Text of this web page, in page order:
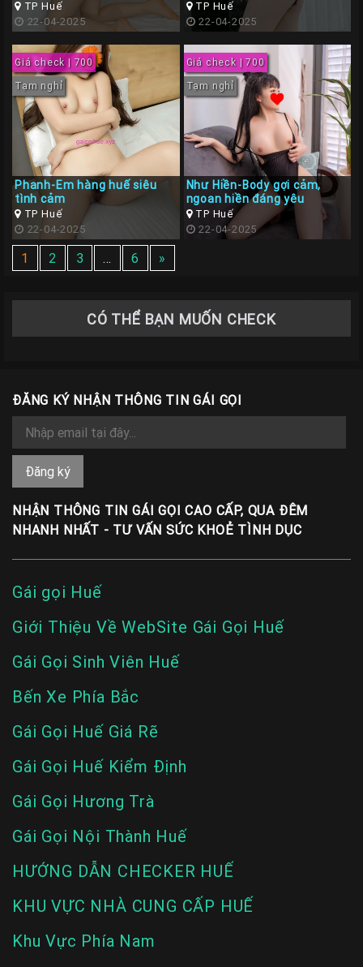
TP Huế
22-04-2025
TP Huế
22-04-2025
Giá check | 700
Tạm nghỉ
Phanh-Em hàng huế siêu
tình cảm
TP Huế
22-04-2025
Giá check | 700
Tạm nghỉ
Như Hiền-Body gợi cảm,
ngoan hiền đáng yêu
TP Huế
22-04-2025
1 2 3 … 6 »
CÓ THỂ BẠN MUỐN CHECK
ĐĂNG KÝ NHẬN THÔNG TIN GÁI GỌI
NHẬN THÔNG TIN GÁI GỌI CAO CẤP, QUA ĐÊM
NHANH NHẤT - TƯ VẤN SỨC KHOẺ TÌNH DỤC
Gái gọi Huế
Giới Thiệu Về WebSite Gái Gọi Huế
Gái Gọi Sinh Viên Huế
Bến Xe Phía Bắc
Gái Gọi Huế Giá Rẽ
Gái Gọi Huế Kiểm Định
Gái Gọi Hương Trà
Gái Gọi Nội Thành Huế
HƯỚNG DẪN CHECKER HUẾ
KHU VỰC NHÀ CUNG CẤP HUẾ
Khu Vực Phía Nam